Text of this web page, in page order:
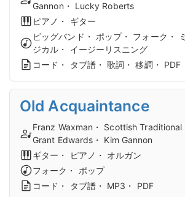
Gannon・ Lucky Roberts
ピアノ・ ギター
ビッグバンド・ ポップ・ フォーク・
ジカル・ イージーリスニング
コード・ タブ譜・ 歌詞・ 移調・ PDF
Old Acquaintance
Franz Waxman・ Scottish Traditional
Grant Edwards・ Kim Gannon
ギター・ ピアノ・ オルガン
フォーク・ ポップ
コード・ タブ譜・ MP3・ PDF